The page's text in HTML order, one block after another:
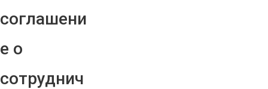
соглашени
е о
сотруднич